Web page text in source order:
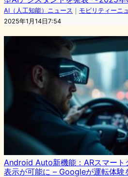
AI（人工知能）ニュース ｜ モビリティーニ
2025年1月14日7:54
Android Auto新機能：ARスマート
表示が可能に – Googleが運転体験